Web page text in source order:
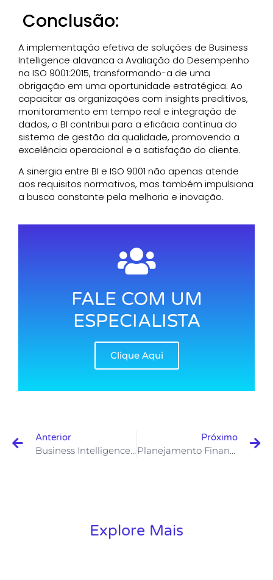
Conclusão:
A implementação efetiva de soluções de Business
Intelligence alavanca a Avaliação do Desempenho
na ISO 9001:2015, transformando-a de uma
obrigação em uma oportunidade estratégica. Ao
capacitar as organizações com insights preditivos,
monitoramento em tempo real e integração de
dados, o BI contribui para a eficácia contínua do
sistema de gestão da qualidade, promovendo a
excelência operacional e a satisfação do cliente.
A sinergia entre BI e ISO 9001 não apenas atende
aos requisitos normativos, mas também impulsiona
a busca constante pela melhoria e inovação.
FALE COM UM
ESPECIALISTA
Clique Aqui
Anterior Próximo
Explore Mais